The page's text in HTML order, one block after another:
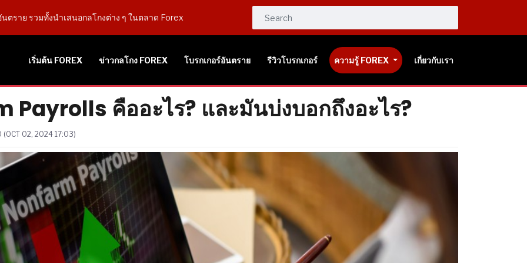
ตราย รวมทั้งนำเสนอกลโกงต่าง ๆ ในตลาด Forex
เริ่มต้น FOREX ข่าวกลโกง FOREX โบรกเกอร์อันตราย รีวิวโบรกเกอร์ ความรู้ FOREX เกี่ยวกับเรา
Payrolls คืออะไร? และมันบ่งบอกถึงอะไร?
(OCT 02, 2024 17:03)